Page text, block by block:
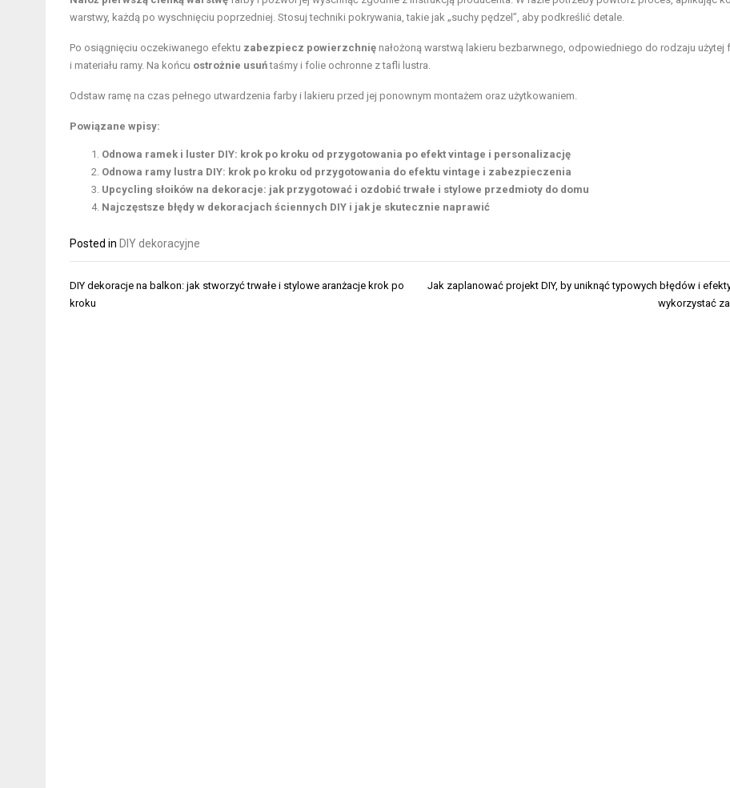
warstwy, każdą po wyschnięciu poprzedniej. Stosuj techniki pokrywania, takie jak „suchy pędzel”, aby podkreślić detale.
Po osiągnięciu oczekiwanego efektu zabezpiecz powierzchnię nałożoną warstwą lakieru bezbarwnego, odpowiedniego do rodzaju użytej
i materiału ramy. Na końcu ostrożnie usuńtaśmy i folie ochronne z tafli lustra.
Odstaw ramę na czas pełnego utwardzenia farby i lakieru przed jej ponownym montażem oraz użytkowaniem.
Powiązane wpisy:
Odnowa ramek i luster DIY: krok po kroku od przygotowania po efekt vintage i personalizację
Odnowa ramy lustra DIY: krok po kroku od przygotowania do efektu vintage i zabezpieczenia
Upcycling słoików na dekoracje: jak przygotować i ozdobić trwałe i stylowe przedmioty do domu
Najczęstsze błędy w dekoracjach ściennych DIY i jak je skutecznie naprawić
Posted in DIY dekoracyjne
Nawigacja
wpisu
DIY dekoracje na balkon: jak stworzyć trwałe i stylowe aranżacje krok po
kroku
Jak zaplanować projekt DIY, by uniknąć typowych błędów i
wykorzystać